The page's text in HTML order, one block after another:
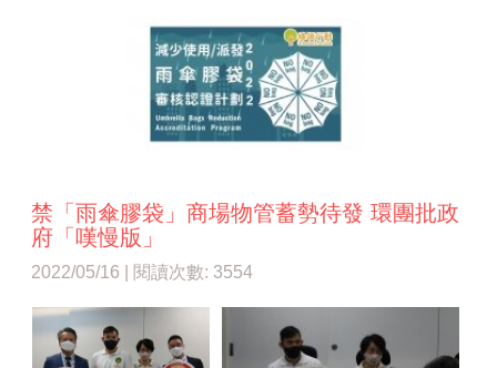
禁「雨傘膠袋」商場物管蓄勢待發 環團批政
府「嘆慢版」
2022/05/16 | 閱讀次數: 3554